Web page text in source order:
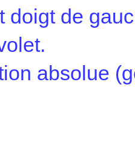
doigt de
absolue